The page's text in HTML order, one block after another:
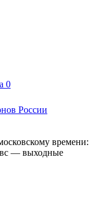
0
России
времени:
— выходные